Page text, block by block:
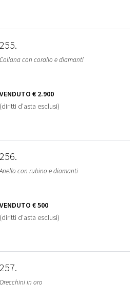
255
Collana con corallo e diamanti
VENDUTO € 2.900
(diritti d'asta esclusi)
256
con rubino e diamanti
VENDUTO € 500
(diritti d'asta esclusi)
257
Orecchini in oro